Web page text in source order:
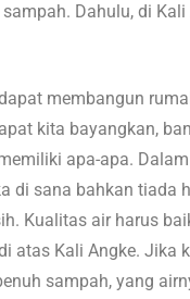
Dahulu, di Kali
membangun
kita bayangkan,
apa-apa.
di sana bahkan tiada
Kualitas air harus
atas Kali Angke. Jika
sampah, yang